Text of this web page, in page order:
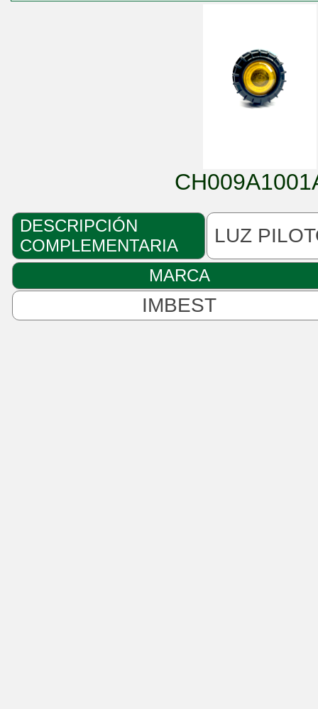
DESCRIPCIÓN
COMPLEMENTARIA
LUZ
MARCA
IMBEST